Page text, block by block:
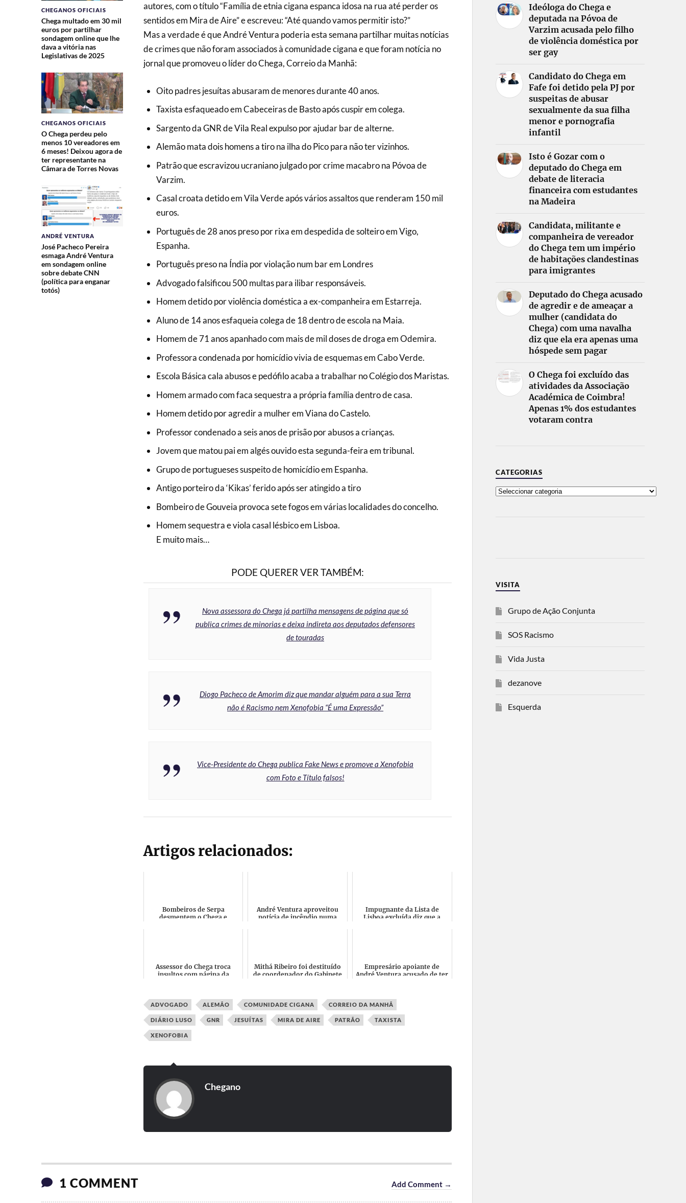
CHEGANOS OFICIAIS
Chega multado em 30 mil
euros por partilhar
sondagem online que lhe
dava a vitória nas
Legislativas de 2025
CHEGANOS OFICIAIS
O Chega perdeu pelo
menos 10 vereadores em
6 meses! Deixou agora de
ter representante na
Câmara de Torres Novas
ANDRÉ VENTURA
José Pacheco Pereira
esmaga André Ventura
em sondagem online
sobre debate CNN
(política para enganar
totós)
autores, com o título “Família de etnia cigana espanca idosa na rua até perder os
sentidos em Mira de Aire” e escreveu: “Até quando vamos permitir isto?”
Mas a verdade é que André Ventura poderia esta semana partilhar muitas notícias
de crimes que não foram associados à comunidade cigana e que foram notícia no
jornal que promoveu o líder do Chega, Correio da Manhã:
Oito padres jesuítas abusaram de menores durante 40 anos.
Taxista esfaqueado em Cabeceiras de Basto após cuspir em colega.
Sargento da GNR de Vila Real expulso por ajudar bar de alterne.
Alemão mata dois homens a tiro na ilha do Pico para não ter vizinhos.
Patrão que escravizou ucraniano julgado por crime macabro na Póvoa de
Varzim.
Casal croata detido em Vila Verde após vários assaltos que renderam 150 mil
euros.
Português de 28 anos preso por rixa em despedida de solteiro em Vigo,
Espanha.
Português preso na Índia por violação num bar em Londres
Advogado falsificou 500 multas para ilibar responsáveis.
Homem detido por violência doméstica a ex-companheira em Estarreja.
Aluno de 14 anos esfaqueia colega de 18 dentro de escola na Maia.
Homem de 71 anos apanhado com mais de mil doses de droga em Odemira.
Professora condenada por homicídio vivia de esquemas em Cabo Verde.
Escola Básica cala abusos e pedófilo acaba a trabalhar no Colégio dos Maristas.
Homem armado com faca sequestra a própria família dentro de casa.
Homem detido por agredir a mulher em Viana do Castelo.
Professor condenado a seis anos de prisão por abusos a crianças.
Jovem que matou pai em algés ouvido esta segunda-feira em tribunal.
Grupo de portugueses suspeito de homicídio em Espanha.
Antigo porteiro da ‘Kikas’ ferido após ser atingido a tiro
Bombeiro de Gouveia provoca sete fogos em várias localidades do concelho.
Homem sequestra e viola casal lésbico em Lisboa.
E muito mais…
PODE QUERER VER TAMBÉM:
Nova assessora do Chega já partilha mensagens de página que só
publica crimes de minorias e deixa indireta aos deputados defensores
de touradas
Diogo Pacheco de Amorim diz que mandar alguém para a sua Terra
não é Racismo nem Xenofobia “É uma Expressão”
Vice-Presidente do Chega publica Fake News e promove a Xenofobia
com Foto e Título falsos!
Artigos relacionados:
Bombeiros de Serpa
desmentem o Chega e
André Ventura aproveitou
notícia de incêndio numa
Impugnante da Lista de
Lisboa excluída diz que a
Assessor do Chega troca
insultos com página da
Mithá Ribeiro foi destituído
de coordenador do Gabinete
Empresário apoiante de
André Ventura acusado de ter
ADVOGADO ALEMÃO COMUNIDADE CIGANA CORREIO DA MANHÃ
DIÁRIO LUSO GNR JESUÍTAS MIRA DE AIRE PATRÃO TAXISTA
XENOFOBIA
Chegano
1 COMMENT Add Comment →
Ideóloga do Chega e
deputada na Póvoa de
Varzim acusada pelo filho
de violência doméstica por
ser gay
Candidato do Chega em
Fafe foi detido pela PJ por
suspeitas de abusar
sexualmente da sua filha
menor e pornografia
infantil
Isto é Gozar com o
deputado do Chega em
debate de literacia
financeira com estudantes
na Madeira
Candidata, militante e
companheira de vereador
do Chega tem um império
de habitações clandestinas
para imigrantes
Deputado do Chega acusado
de agredir e de ameaçar a
mulher (candidata do
Chega) com uma navalha
diz que ela era apenas uma
hóspede sem pagar
O Chega foi excluído das
atividades da Associação
Académica de Coimbra!
Apenas 1% dos estudantes
votaram contra
CATEGORIAS
VISITA
Grupo de Ação Conjunta
SOS Racismo
Vida Justa
dezanove
Esquerda